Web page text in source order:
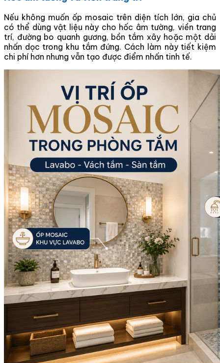
Nếu không muốn ốp mosaic trên diện tích lớn, gia chủ
có thể dùng vật liệu này cho hốc âm tường, viền trang
trí, đường bo quanh gương, bồn tắm xây hoặc một dải
nhấn dọc trong khu tắm đứng. Cách làm này tiết kiệm
chi phí hơn nhưng vẫn tạo được điểm nhấn tinh tế.